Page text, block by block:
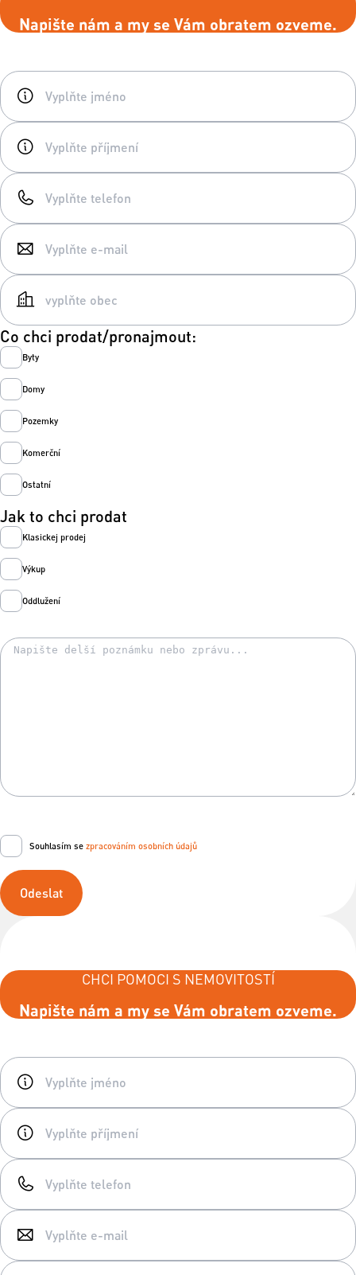
Napište nám a my se Vám obratem ozveme.
Co chci prodat/pronajmout:
Byty
Domy
Pozemky
Komerční
Ostatní
Jak to chci prodat
Klasickej prodej
Výkup
Oddlužení
Souhlasím se zpracováním osobních údajů
Odeslat
CHCI POMOCI S NEMOVITOSTÍ
Napište nám a my se Vám obratem ozveme.